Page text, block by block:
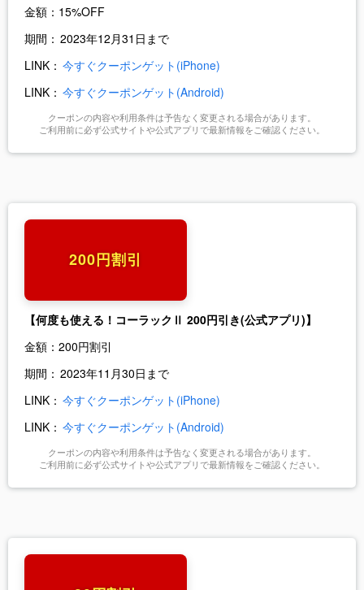
金額： 15%OFF
期間： 2023年12月31日まで
LINK： 今すぐクーポンゲット(iPhone)
LINK： 今すぐクーポンゲット(Android)
クーポンの内容や利用条件は予告なく変更される場合があります。
ご利用前に必ず公式サイトや公式アプリで最新情報をご確認ください。
200円割引
【何度も使える！コーラックⅡ 200円引き(公式アプリ)】
金額： 200円割引
期間： 2023年11月30日まで
LINK： 今すぐクーポンゲット(iPhone)
LINK： 今すぐクーポンゲット(Android)
クーポンの内容や利用条件は予告なく変更される場合があります。
ご利用前に必ず公式サイトや公式アプリで最新情報をご確認ください。